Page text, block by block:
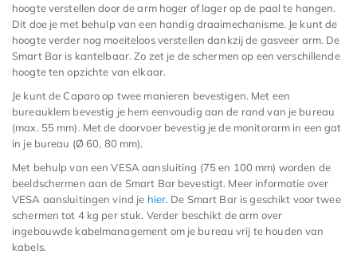
hoogte verstellen door de arm hoger of lager op de paal te hangen.
Dit doe je met behulp van een handig draaimechanisme. Je kunt de
hoogte verder nog moeiteloos verstellen dankzij de gasveer arm. De
Smart Bar is kantelbaar. Zo zet je de schermen op een verschillende
hoogte ten opzichte van elkaar.
Je kunt de Caparo op twee manieren bevestigen. Met een
bureauklem bevestig je hem eenvoudig aan de rand van je bureau
(max. 55 mm). Met de doorvoer bevestig je de monitorarm in een gat
in je bureau (Ø 60, 80 mm).
Met behulp van een VESA aansluiting (75 en 100 mm) worden de
beeldschermen aan de Smart Bar bevestigt. Meer informatie over
VESA aansluitingen vind je hier. De Smart Bar is geschikt voor twee
schermen tot 4 kg per stuk. Verder beschikt de arm over
ingebouwde kabelmanagement om je bureau vrij te houden van
kabels.